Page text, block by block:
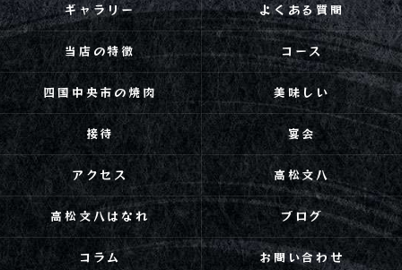
ギャラリー よくある質問
当店の特徴 コース
四国中央市の焼肉 美味しい
接待 宴会
アクセス 高松文八
高松文八はなれ ブログ
コラム お問い合わせ